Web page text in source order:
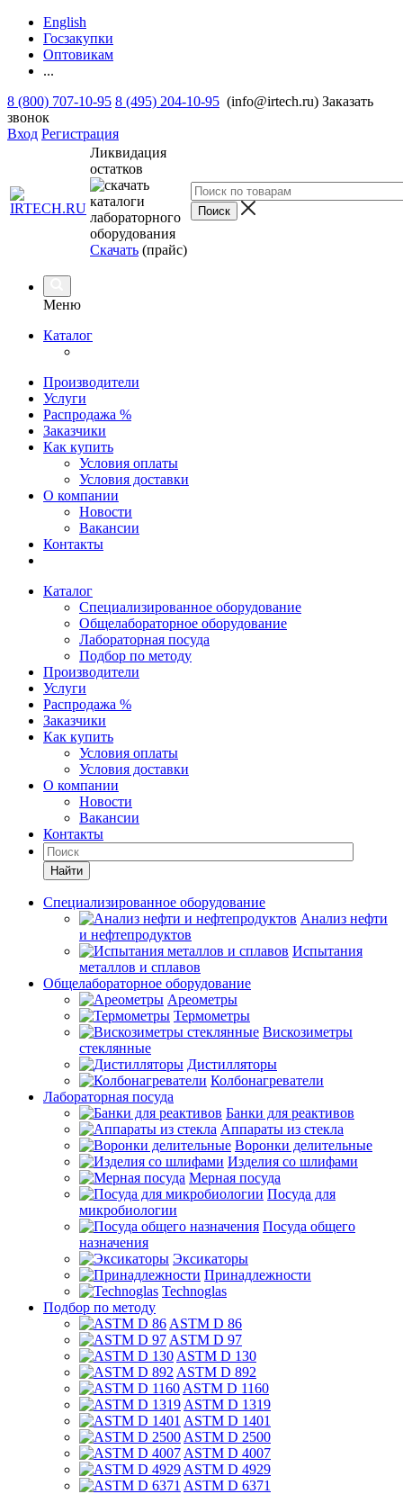
English
Госзакупки
Оптовикам
...
8 (800) 707-10-95 8 (495) 204-10-95 (info@irtech.ru) Заказать
звонок
Вход Регистрация
Ликвидация
остатков
Скачать (прайс)
Меню
Каталог
Производители
Услуги
Распродажа %
Заказчики
Как купить
Условия оплаты
Условия доставки
О компании
Новости
Вакансии
Контакты
Каталог
Специализированное оборудование
Общелабораторное оборудование
Лабораторная посуда
Подбор по методу
Производители
Услуги
Распродажа %
Заказчики
Как купить
Условия оплаты
Условия доставки
О компании
Новости
Вакансии
Контакты
Найти
Специализированное оборудование
Анализ нефти
и нефтепродуктов
Испытания
металлов и сплавов
Общелабораторное оборудование
Ареометры
Термометры
Вискозиметры
стеклянные
Дистилляторы
Колбонагреватели
Лабораторная посуда
Банки для реактивов
Аппараты из стекла
Воронки делительные
Изделия со шлифами
Мерная посуда
Посуда для
микробиологии
Посуда общего
назначения
Эксикаторы
Принадлежности
Technoglas
Подбор по методу
ASTM D 86
ASTM D 97
ASTM D 130
ASTM D 892
ASTM D 1160
ASTM D 1319
ASTM D 1401
ASTM D 2500
ASTM D 4007
ASTM D 4929
ASTM D 6371